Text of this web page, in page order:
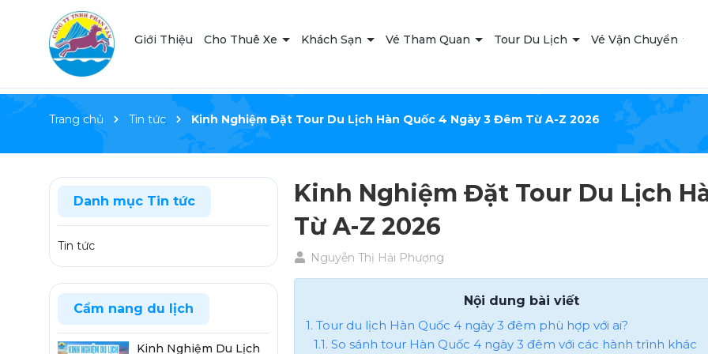
Giới Thiệu Cho Thuê Xe Khách Sạn Vé Tham Quan Tour Du Lịch Vé Vận Chuyển
Trang chủ Tin tức Kinh Nghiệm Đặt Tour Du Lịch Hàn Quốc 4 Ngày 3 Đêm Từ A-Z 2026
Kinh Nghiệm Đặt Tour Du Lịch
Từ A-Z 2026
Nguyễn Thị Hải Phượng
Nội dung bài viết
1. Tour du lịch Hàn Quốc 4 ngày 3 đêm phù hợp với ai?
1.1. So sánh tour Hàn Quốc 4 ngày 3 đêm với các hành trình khác
Danh mục Tin tức
Tin tức
Cẩm nang du lịch
Kinh Nghiệm Du Lịch